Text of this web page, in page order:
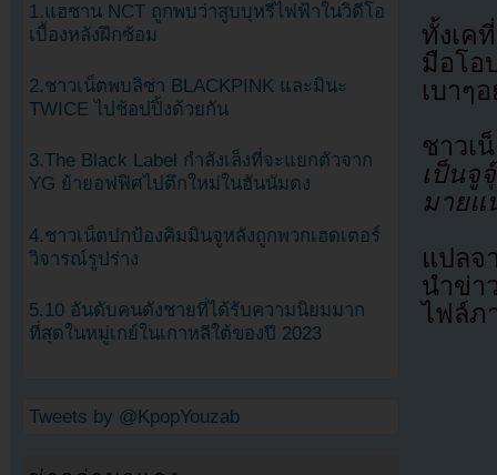
ทั้งเค
มือโอ
เบาๆ
ชาวเ
เป็นจู
มายแ
แปลจ
นำข่า
ไฟล์ภ
1.แฮชาน NCT ถูกพบว่าสูบบุหรี่ไฟฟ้าในวิดีโอ
เบื้องหลังฝึกซ้อม
2.ชาวเน็ตพบลิซ่า BLACKPINK และมินะ
TWICE ไปช้อปปิ้งด้วยกัน
3.The Black Label กำลังเล็งที่จะแยกตัวจาก
YG ย้ายอฟฟิศไปตึกใหม่ในฮันนัมดง
4.ชาวเน็ตปกป้องคิมมินจูหลังถูกพวกเฮดเตอร์
วิจารณ์รูปร่าง
5.10 อันดับคนดังชายที่ได้รับความนิยมมาก
ที่สุดในหมู่เกย์ในเกาหลีใต้ของปี 2023
Tweets by @KpopYouzab